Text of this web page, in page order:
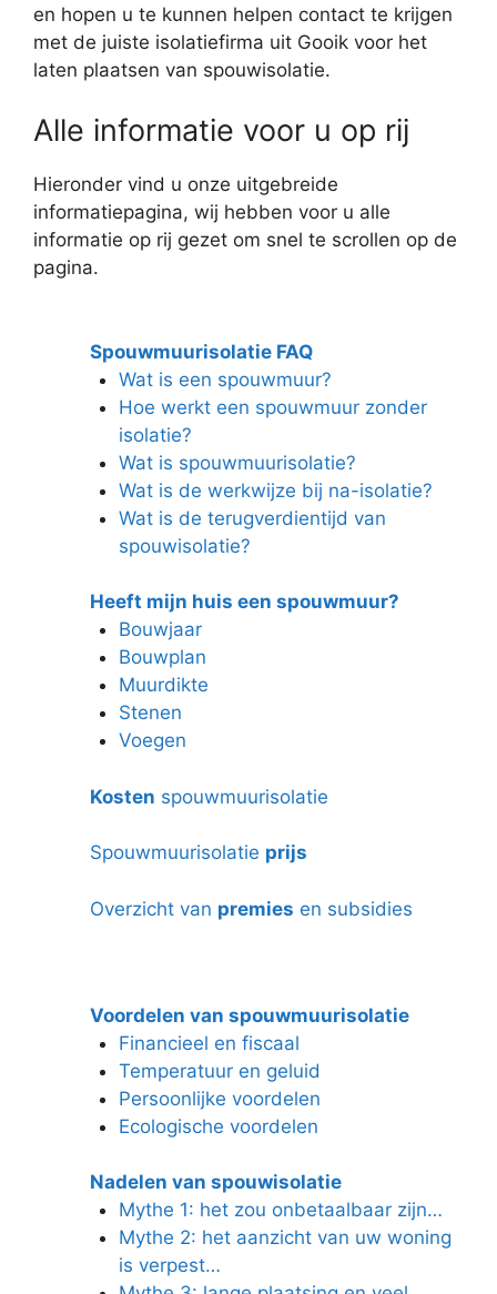
en hopen u te kunnen helpen contact te krijgen
met de juiste isolatiefirma uit Gooik voor het
laten plaatsen van spouwisolatie.
Alle informatie voor u op rij
Hieronder vind u onze uitgebreide
informatiepagina, wij hebben voor u alle
informatie op rij gezet om snel te scrollen op de
pagina.
Spouwmuurisolatie FAQ
Wat is een spouwmuur?
Hoe werkt een spouwmuur zonder
isolatie?
Wat is spouwmuurisolatie?
Wat is de werkwijze bij na-isolatie?
Wat is de terugverdientijd van
spouwisolatie?
Heeft mijn huis een spouwmuur?
Bouwjaar
Bouwplan
Muurdikte
Stenen
Voegen
Kosten spouwmuurisolatie
Spouwmuurisolatie prijs
Overzicht van premies en subsidies
Voordelen van spouwmuurisolatie
Financieel en fiscaal
Temperatuur en geluid
Persoonlijke voordelen
Ecologische voordelen
Nadelen van spouwisolatie
Mythe 1: het zou onbetaalbaar zijn…
Mythe 2: het aanzicht van uw woning
is verpest…